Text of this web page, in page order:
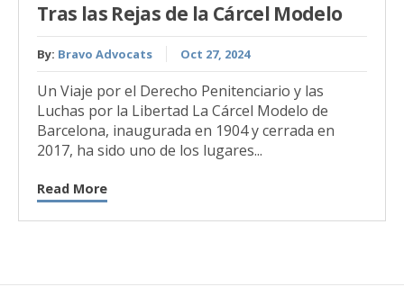
Tras las Rejas de la Cárcel Modelo
By: Bravo Advocats Oct 27, 2024
Un Viaje por el Derecho Penitenciario y las
Luchas por la Libertad La Cárcel Modelo de
Barcelona, inaugurada en 1904 y cerrada en
2017, ha sido uno de los lugares...
Read More